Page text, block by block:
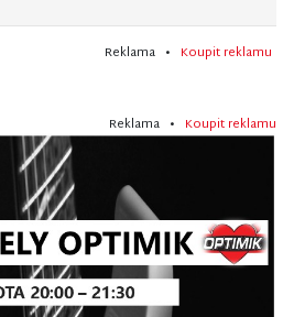
Reklama • Koupit reklamu
Reklama • Koupit reklamu